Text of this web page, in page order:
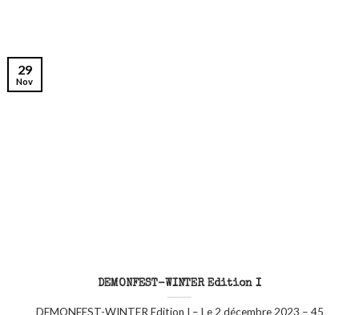
DEMONFEST-WINTER Edition I
DEMONFEST-WINTER Edition I – Le 2 décembre 2023 – 45
29
Nov